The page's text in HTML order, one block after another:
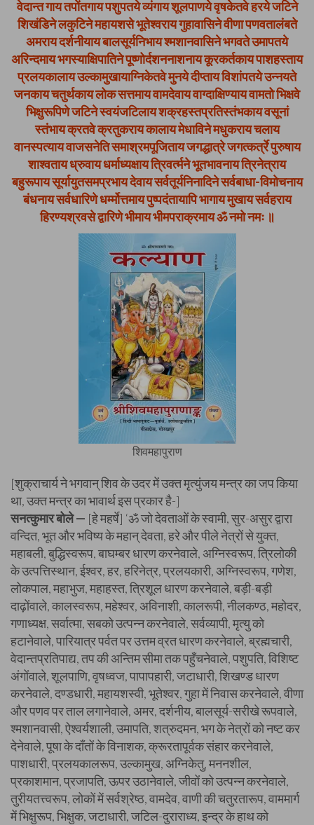
वेदान्त गाय तपोंतगाय पशुपतये व्यंगाय शूलपाणये वृषकेतवे हरये जटिने
शिखंडिने लकुटिने महायशसे भूतेश्वराय गुहावासिने वीणा पणवतालंबते
अमराय दर्शनीयाय बालसूर्यनिभाय श्मशानवासिने भगवते उमापतये
अरिन्दमाय भगस्याक्षिपातिने पूष्णोर्दशननाशनाय कूरकर्तकाय पाशहस्ताय
प्रलयकालाय उल्कामुखायाग्निकेतवे मुनये दीप्ताय विशांपतये उन्नयते
जनकाय चतुर्थकाय लोक सत्तमाय वामदेवाय वाग्दाक्षिण्याय वामतो भिक्षवे
भिक्षुरूपिणे जटिने स्वयंजटिलाय शक्रहस्तप्रतिस्तंभकाय वसूनां
स्तंभाय क्रतवे क्रतुकराय कालाय मेधाविने मधुकराय चलाय
वानस्पत्याय वाजसनेति समाश्रमपूजिताय जगद्धात्रे जगत्कर्त्रे पुरुषाय
शाश्वताय ध्रुवाय धर्माध्यक्षाय त्रिवर्त्मने भूतभावनाय त्रिनेत्राय
बहुरूपाय सूर्यायुतसमप्रभाय देवाय सर्वतूर्यनिनादिने सर्वबाधा-विमोचनाय
बंधनाय सर्वधारिणे धर्म्मोत्तमाय पुष्पदंतायापि भागाय मुखाय सर्वहराय
हिरण्यश्रवसे द्वारिणे भीमाय भीमपराक्रमाय ॐ नमो नमः ॥
शिवमहापुराण
[शुक्राचार्य ने भगवान् शिव के उदर में उक्त मृत्युंजय मन्त्र का जप किया
था, उक्त मन्त्र का भावार्थ इस प्रकार है-]
सनत्कुमार बोले — [हे महर्षे] ‘ॐ जो देवताओं के स्वामी, सुर-असुर द्वारा
वन्दित, भूत और भविष्य के महान् देवता, हरे और पीले नेत्रों से युक्त,
महाबली, बुद्धिस्वरूप, बाघम्बर धारण करनेवाले, अग्निस्वरूप, त्रिलोकी
के उत्पत्तिस्थान, ईश्वर, हर, हरिनेत्र, प्रलयकारी, अग्निस्वरूप, गणेश,
लोकपाल, महाभुज, महाहस्त, त्रिशूल धारण करनेवाले, बड़ी-बड़ी
दाढ़ोंवाले, कालस्वरूप, महेश्वर, अविनाशी, कालरूपी, नीलकण्ठ, महोदर,
गणाध्यक्ष, सर्वात्मा, सबको उत्पन्न करनेवाले, सर्वव्यापी, मृत्यु को
हटानेवाले, पारियात्र पर्वत पर उत्तम व्रत धारण करनेवाले, ब्रह्मचारी,
वेदान्तप्रतिपाद्य, तप की अन्तिम सीमा तक पहुँचनेवाले, पशुपति, विशिष्ट
अंगोंवाले, शूलपाणि, वृषध्वज, पापापहारी, जटाधारी, शिखण्ड धारण
करनेवाले, दण्डधारी, महायशस्वी, भूतेश्वर, गुहा में निवास करनेवाले, वीणा
और पणव पर ताल लगानेवाले, अमर, दर्शनीय, बालसूर्य-सरीखे रूपवाले,
श्मशानवासी, ऐश्वर्यशाली, उमापति, शत्रुदमन, भग के नेत्रों को नष्ट कर
देनेवाले, पूषा के दाँतों के विनाशक, क्रूरतापूर्वक संहार करनेवाले,
पाशधारी, प्रलयकालरूप, उल्कामुख, अग्निकेतु, मननशील,
प्रकाशमान, प्रजापति, ऊपर उठानेवाले, जीवों को उत्पन्न करनेवाले,
तुरीयतत्त्वरूप, लोकों में सर्वश्रेष्ठ, वामदेव, वाणी की चतुरतारूप, वाममार्ग
में भिक्षुरूप, भिक्षुक, जटाधारी, जटिल-दुराराध्य, इन्द्र के हाथ को